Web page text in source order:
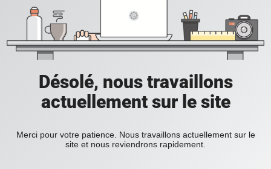
Désolé, nous travaillons
actuellement sur le site
Merci pour votre patience. Nous travaillons actuellement sur le
site et nous reviendrons rapidement.